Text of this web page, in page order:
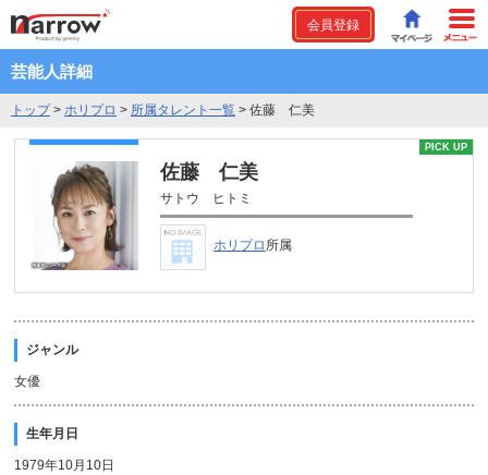
会員登録
芸能人詳細
トップ> ホリプロ > 所属タレント一覧 > 佐藤 仁美
PICK UP
佐藤 仁美
サトウ ヒトミ
ホリプロ 所属
ジャンル
女優
生年月日
1979年10月10日